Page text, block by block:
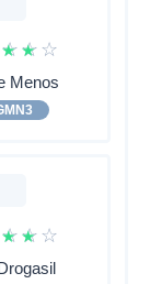
☆ ☆ ☆
Menos
☆ ☆ ☆